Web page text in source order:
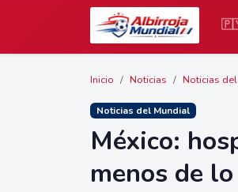
Inicio Noticias Noticias
Noticias del Mundial
México:
menos de